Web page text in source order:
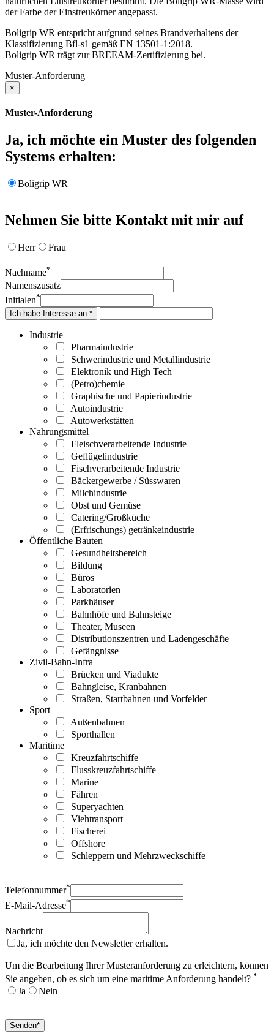
der Farbe der Einstreukörner angepasst.
Boligrip WR entspricht aufgrund seines Brandverhaltens der
Klassifizierung Bfl-s1 gemäß EN 13501-1:2018.
Boligrip WR trägt zur BREEAM-Zertifizierung bei.
Muster-Anforderung
×
Muster-Anforderung
Ja, ich möchte ein Muster des folgenden
Systems erhalten:
Boligrip WR
Nehmen Sie bitte Kontakt mit mir auf
Herr Frau
Nachname*
Namenszusatz
Initialen*
Ich habe Interesse an *
Industrie
Pharmaindustrie
Schwerindustrie und Metallindustrie
Elektronik und High Tech
(Petro)chemie
Graphische und Papierindustrie
Autoindustrie
Autowerkstätten
Nahrungsmittel
Fleischverarbeitende Industrie
Geflügelindustrie
Fischverarbeitende Industrie
Bäckergewerbe / Süsswaren
Milchindustrie
Obst und Gemüse
Catering/Großküche
(Erfrischungs) getränkeindustrie
Öffentliche Bauten
Gesundheitsbereich
Bildung
Büros
Laboratorien
Parkhäuser
Bahnhöfe und Bahnsteige
Theater, Museen
Distributionszentren und Ladengeschäfte
Gefängnisse
Zivil-Bahn-Infra
Brücken und Viadukte
Bahngleise, Kranbahnen
Straßen, Startbahnen und Vorfelder
Sport
Außenbahnen
Sporthallen
Maritime
Kreuzfahrtschiffe
Flusskreuzfahrtschiffe
Marine
Fähren
Superyachten
Viehtransport
Fischerei
Offshore
Schleppern und Mehrzweckschiffe
Telefonnummer*
E-Mail-Adresse*
Nachricht
Ja, ich möchte den Newsletter erhalten.
Um die Bearbeitung Ihrer Musteranforderung zu erleichtern, können
Sie angeben, ob es sich um eine maritime Anforderung handelt? *
Ja Nein